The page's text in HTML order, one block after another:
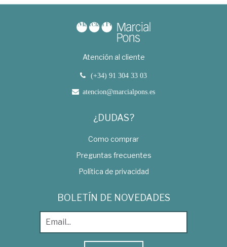
Atención al cliente
(+34) 91 304 33 03
atencion@marcialpons.es
¿DUDAS?
Como comprar
Preguntas frecuentes
Política de privacidad
BOLETÍN DE NOVEDADES